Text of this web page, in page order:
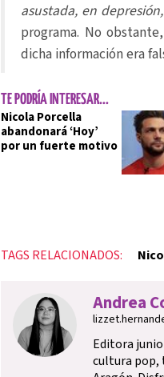
asustada, en
programa. No
dicha información era
TE PODRÍA INTERESAR...
Nicola Porcella
abandonará ‘Hoy’
por un fuerte motivo
TAGS RELACIONADOS:
Andrea
Editora
cultura pop,